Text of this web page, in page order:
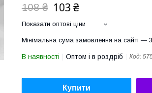
108 ₴ 103 ₴
Показати оптові ціни
Мінімальна сума замовлення на сайті —
В наявності Оптом і в роздріб Код:
Купити